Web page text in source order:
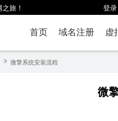
登录
旅！
首页 域名注册 虚
微擎系统安装流程
微